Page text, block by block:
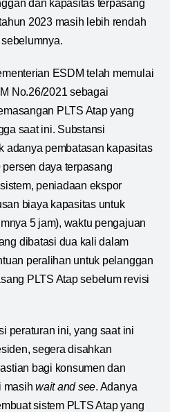
dan kapasitas terpasang
2023 masih lebih rendah
ESDM telah memulai
No.26/2021 sebagai
PLTS Atap yang
saat ini. Substansi
adanya pembatasan kapasitas
daya terpasang
peniadaan ekspor
biaya kapasitas untuk
5 jam), waktu pengajuan
dibatasi dua kali dalam
peralihan untuk pelanggan
PLTS Atap sebelum revisi
peraturan ini, yang saat ini
segera disahkan
bagi konsumen dan
masihwait and see. Adanya
sistem PLTS Atap yang